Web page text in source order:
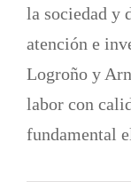
la sociedad y
atención e
Logroño y
labor con
fundamental